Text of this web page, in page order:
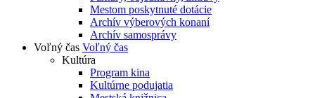
Mestom poskytnuté dotácie
Archív výberových konaní
Archív samosprávy
Voľný čas Voľný čas
Kultúra
Program kina
Kultúrne podujatia